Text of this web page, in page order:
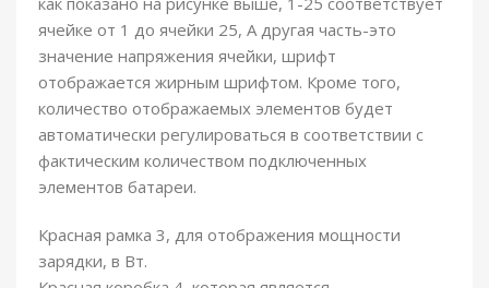
ячейке от 1 до ячейки 25, А другая часть-это
значение напряжения ячейки, шрифт
отображается жирным шрифтом. Кроме того,
количество отображаемых элементов будет
автоматически регулироваться в соответствии с
фактическим количеством подключенных
элементов батареи.
Красная рамка 3, для отображения мощности
зарядки, в Вт.